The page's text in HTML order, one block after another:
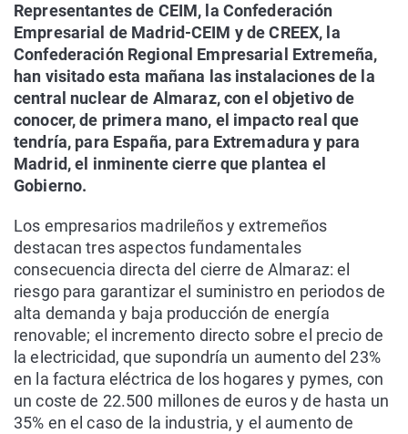
Representantes de CEIM, la Confederación
Empresarial de Madrid-CEIM y de CREEX, la
Confederación Regional Empresarial Extremeña,
han visitado esta mañana las instalaciones de la
central nuclear de Almaraz, con el objetivo de
conocer, de primera mano, el impacto real que
tendría, para España, para Extremadura y para
Madrid, el inminente cierre que plantea el
Gobierno.
Los empresarios madrileños y extremeños
destacan tres aspectos fundamentales
consecuencia directa del cierre de Almaraz: el
riesgo para garantizar el suministro en periodos de
alta demanda y baja producción de energía
renovable; el incremento directo sobre el precio de
la electricidad, que supondría un aumento del 23%
en la factura eléctrica de los hogares y pymes, con
un coste de 22.500 millones de euros y de hasta un
35% en el caso de la industria, y el aumento de